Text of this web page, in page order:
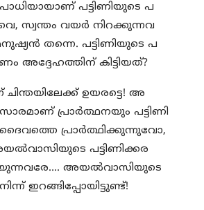
പട്ടിണിയുടെ പ
സ്വന്തം വയർ നിറക്കുന്നവ
തന്നെ. പട്ടിണിയുടെ പ
അദ്ദേഹത്തിന് കിട്ടിയത്?
ഉയരട്ടെ! അ
പ്രാർത്ഥനയും പട്ടിണി
ദൈവത്തെ പ്രാർത്ഥിക്കുന്നുവോ,
പട്ടിണിക്കര
അയൽവാസിയുടെ
ഇറങ്ങിപ്പോയിട്ടുണ്ട്!